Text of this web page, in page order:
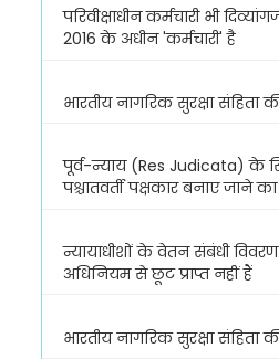
परिवीक्षाधीन कर्मचारी भी
2016 के अधीन 'कर्मचारी' है
भारतीय नागरिक सुरक्षा संहिता
पूर्व-न्याय (Res Judicata) के
पश्चातवर्ती पक्षकार बनाए जाने
न्यायाधीशों के वेतन संबंधी
अधिनियम से छूट प्राप्त नहीं हैं
भारतीय नागरिक सुरक्षा संहिता